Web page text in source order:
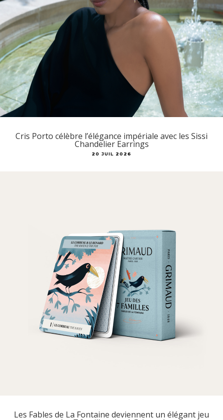
Cris Porto célèbre l’élégance impériale avec les Sissi
Chandelier Earrings
20 JUIL 2026
Les Fables de La Fontaine deviennent un élégant jeu